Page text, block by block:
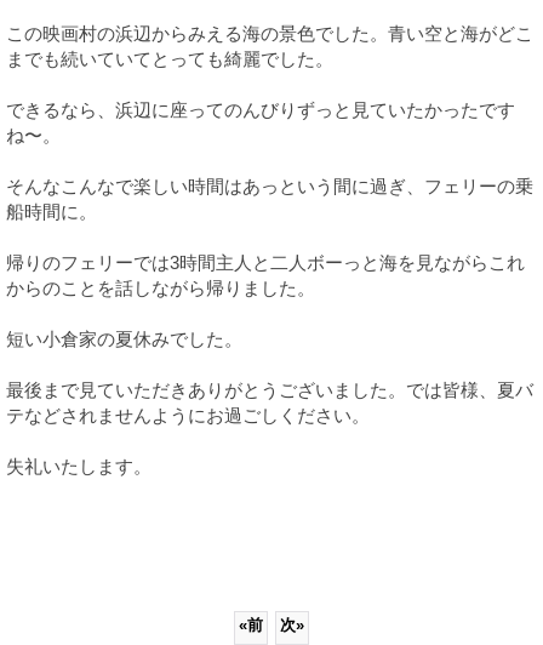
この映画村の浜辺からみえる海の景色でした。青い空と海がどこ
までも続いていてとっても綺麗でした。
できるなら、浜辺に座ってのんびりずっと見ていたかったです
ね〜。
そんなこんなで楽しい時間はあっという間に過ぎ、フェリーの乗
船時間に。
帰りのフェリーでは3時間主人と二人ボーっと海を見ながらこれ
からのことを話しながら帰りました。
短い小倉家の夏休みでした。
最後まで見ていただきありがとうございました。では皆様、夏バ
テなどされませんようにお過ごしください。
失礼いたします。
«前 次»